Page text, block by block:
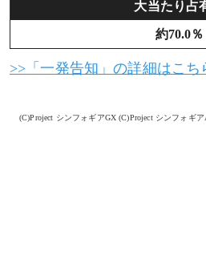
大当たり占
約70.0％
>>「一発告知」の詳細はこち
(C)Project シンフォギアGX (C)Project シンフォギ